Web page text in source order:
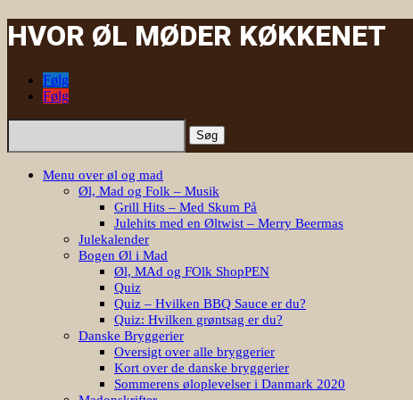
HVOR ØL MØDER KØKKENET
Følg
Følg
Søg
Menu over øl og mad
Øl, Mad og Folk – Musik
Grill Hits – Med Skum På
Julehits med en Øltwist – Merry Beermas
Julekalender
Bogen Øl i Mad
Øl, MAd og FOlk ShopPEN
Quiz
Quiz – Hvilken BBQ Sauce er du?
Quiz: Hvilken grøntsag er du?
Danske Bryggerier
Oversigt over alle bryggerier
Kort over de danske bryggerier
Sommerens øloplevelser i Danmark 2020